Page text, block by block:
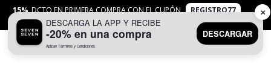
15% DCTO EN PRIMERA COMPRA CON EL CUPÓN
REGISTRO77
APLICANTYC
DESCARGA LA APP Y RECIBE
-20% en una compra
Aplican Términos y Condiciones
DESCARGAR
✕